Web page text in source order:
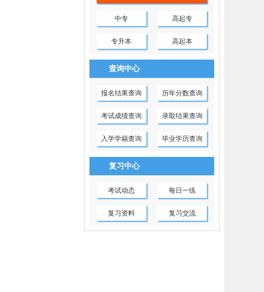
中专 高起专
专升本 高起本
查询中心
报名结果查询 历年分数查询
考试成绩查询 录取结果查询
入学学籍查询 毕业学历查询
复习中心
考试动态 每日一练
复习资料 复习交流